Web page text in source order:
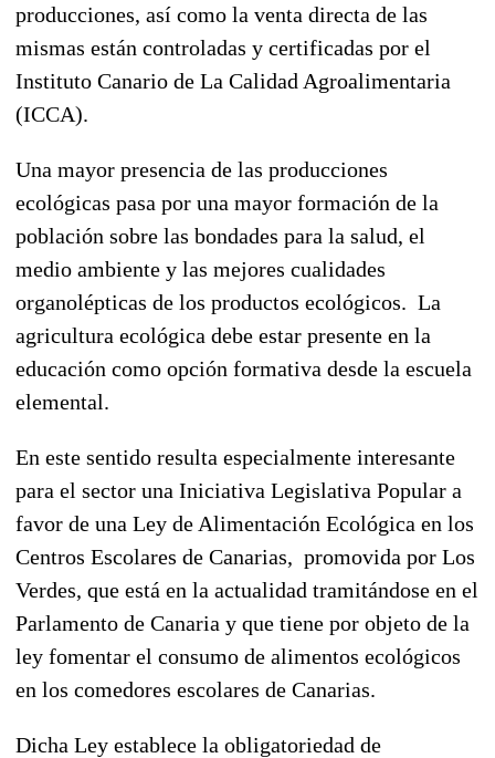
producciones, así como la venta directa de las
mismas están controladas y certificadas por el
Instituto Canario de La Calidad Agroalimentaria
(ICCA).
Una mayor presencia de las producciones
ecológicas pasa por una mayor formación de la
población sobre las bondades para la salud, el
medio ambiente y las mejores cualidades
organolépticas de los productos ecológicos. La
agricultura ecológica debe estar presente en la
educación como opción formativa desde la escuela
elemental.
En este sentido resulta especialmente interesante
para el sector una Iniciativa Legislativa Popular a
favor de una Ley de Alimentación Ecológica en los
Centros Escolares de Canarias, promovida por Los
Verdes, que está en la actualidad tramitándose en el
Parlamento de Canaria y que tiene por objeto de la
ley fomentar el consumo de alimentos ecológicos
en los comedores escolares de Canarias.
Dicha Ley establece la obligatoriedad de